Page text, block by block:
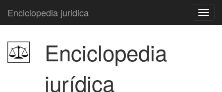
Enciclopedia juridica
Enciclopedia
jurídica